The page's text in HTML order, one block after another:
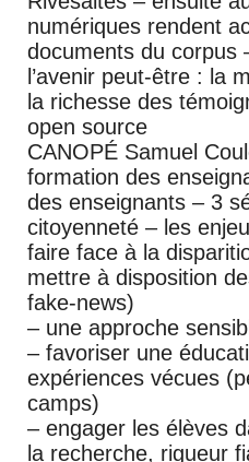
numériques rendent
documents du corpus
l’avenir peut-être : la
la richesse des
open source
CANOPÉ Samuel
formation des
des enseignants – 3
citoyenneté – les
faire face à la
mettre à disposition
fake-news)
– une approche
– favoriser une
expériences vécues
camps)
– engager les élèves
la recherche, rigueur